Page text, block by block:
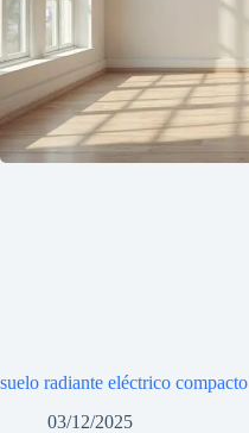
suelo radiante eléctrico compacto
03/12/2025